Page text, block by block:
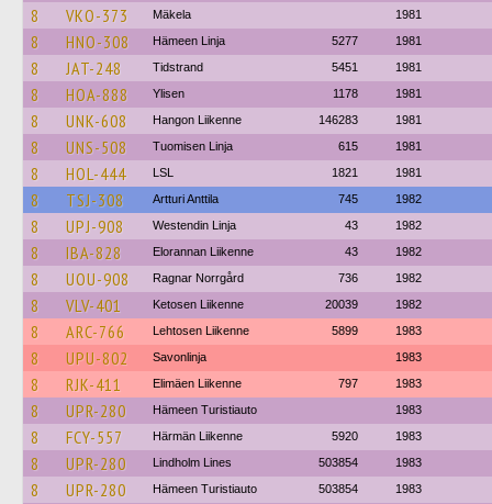
8 VKO-373 Mäkela 1981
8 HNO-308 Hämeen Linja 5277 1981
8 JAT-248 Tidstrand 5451 1981
8 HOA-888 Ylisen 1178 1981
8 UNK-608 Hangon Liikenne 146283 1981
8 UNS-508 Tuomisen Linja 615 1981
8 HOL-444 LSL 1821 1981
8 TSJ-308 Artturi Anttila 745 1982
8 UPJ-908 Westendin Linja 43 1982
8 IBA-828 Elorannan Liikenne 43 1982
8 UOU-908 Ragnar Norrgård 736 1982
8 VLV-401 Ketosen Liikenne 20039 1982
8 ARC-766 Lehtosen Liikenne 5899 1983
8 UPU-802 Savonlinja 1983
8 RJK-411 Elimäen Liikenne 797 1983
8 UPR-280 Hämeen Turistiauto 1983
8 FCY-557 Härmän Liikenne 5920 1983
8 UPR-280 Lindholm Lines 503854 1983
8 UPR-280 Hämeen Turistiauto 503854 1983